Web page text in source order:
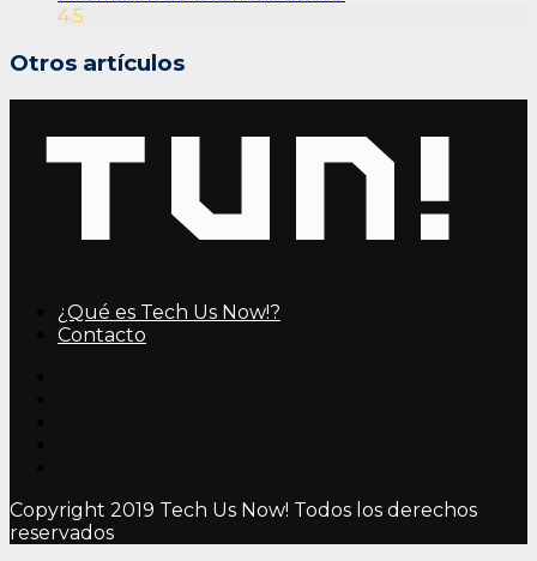
4.5
Otros artículos
¿Qué es Tech Us Now!?
Contacto
Copyright 2019 Tech Us Now! Todos los derechos
reservados